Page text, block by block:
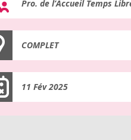
Pro. de l’Accueil Temps
COMPLET
11 Fév 2025